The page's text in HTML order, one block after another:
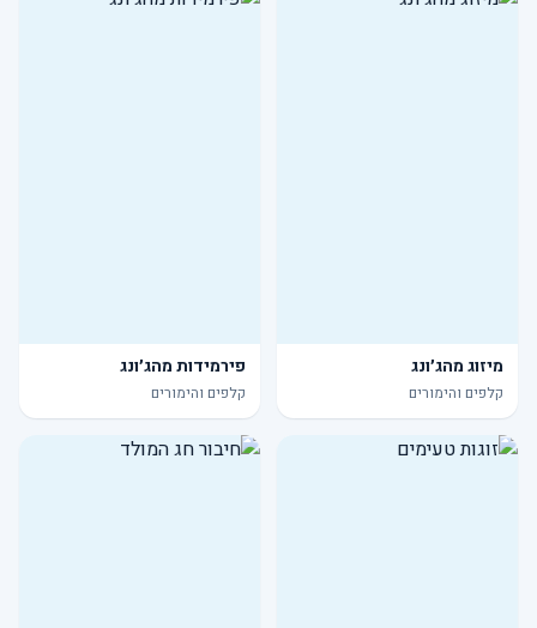
מיזוג מהג׳ונג
קלפים והימורים
פירמידות מהג׳ונג
קלפים והימורים